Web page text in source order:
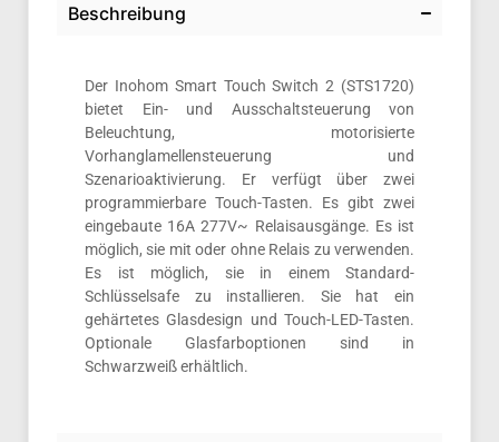
Beschreibung
Der Inohom Smart Touch Switch 2 (STS1720)
bietet Ein- und Ausschaltsteuerung von
Beleuchtung, motorisierte
Vorhanglamellensteuerung und
Szenarioaktivierung. Er verfügt über zwei
programmierbare Touch-Tasten. Es gibt zwei
eingebaute 16A 277V~ Relaisausgänge. Es ist
möglich, sie mit oder ohne Relais zu verwenden.
Es ist möglich, sie in einem Standard-
Schlüsselsafe zu installieren. Sie hat ein
gehärtetes Glasdesign und Touch-LED-Tasten.
Optionale Glasfarboptionen sind in
Schwarzweiß erhältlich.